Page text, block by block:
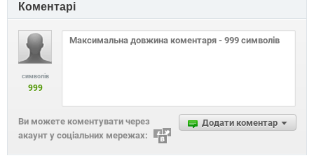
Коментарі
символів
999
Додати коментар
Ви можете коментувати через
акаунт у соціальних мережах: